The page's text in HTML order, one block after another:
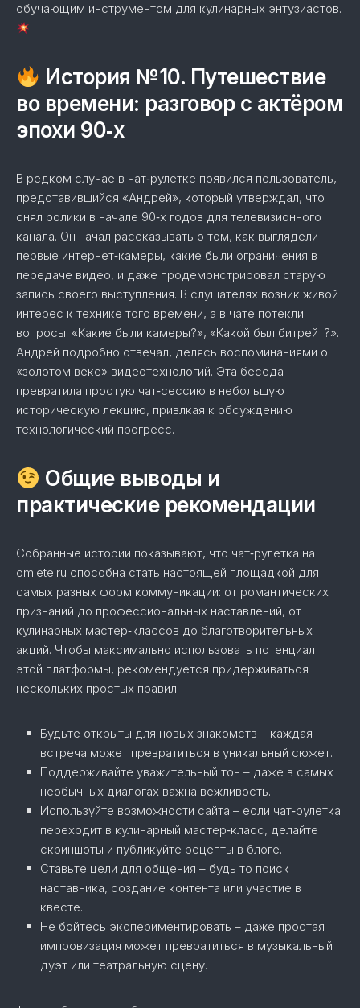
обучающим инструментом для кулинарных энтузиастов.
История №10. Путешествие
во времени: разговор с актёром
эпохи 90‑х
В редком случае в чат‑рулетке появился пользователь,
представившийся «Андрей», который утверждал, что
снял ролики в начале 90‑х годов для телевизионного
канала. Он начал рассказывать о том, как выглядели
первые интернет‑камеры, какие были ограничения в
передаче видео, и даже продемонстрировал старую
запись своего выступления. В слушателях возник живой
интерес к технике того времени, а в чате потекли
вопросы: «Какие были камеры?», «Какой был битрейт?».
Андрей подробно отвечал, делясь воспоминаниями о
«золотом веке» видеотехнологий. Эта беседа
превратила простую чат‑сессию в небольшую
историческую лекцию, привлкая к обсуждению
технологический прогресс.
Общие выводы и
практические рекомендации
Собранные истории показывают, что чат‑рулетка на
omlete.ru способна стать настоящей площадкой для
самых разных форм коммуникации: от романтических
признаний до профессиональных наставлений, от
кулинарных мастер‑классов до благотворительных
акций. Чтобы максимально использовать потенциал
этой платформы, рекомендуется придерживаться
нескольких простых правил:
Будьте открыты для новых знакомств – каждая
встреча может превратиться в уникальный сюжет.
Поддерживайте уважительный тон – даже в самых
необычных диалогах важна вежливость.
Используйте возможности сайта – если чат‑рулетка
переходит в кулинарный мастер‑класс, делайте
скриншоты и публикуйте рецепты в блоге.
Ставьте цели для общения – будь то поиск
наставника, создание контента или участие в
квесте.
Не бойтесь экспериментировать – даже простая
импровизация может превратиться в музыкальный
дуэт или театральную сцену.